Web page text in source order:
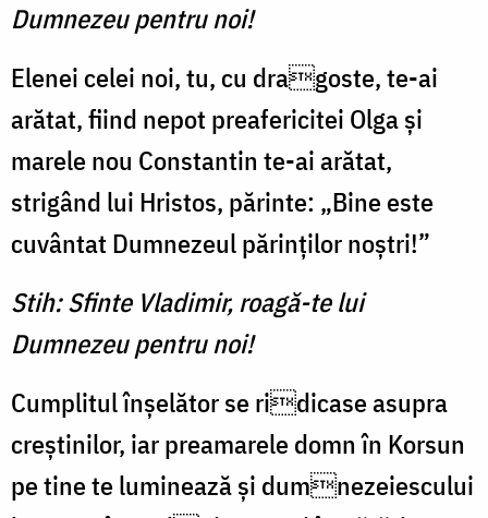
Dumnezeu pentru noi!
Elenei celei noi, tu, cu dragoste, te-ai
arătat, fiind nepot preafericitei Olga și
marele nou Constantin te-ai arătat,
strigând lui Hristos, părinte: „Bine este
cuvântat Dumnezeul părinților noștri!”
Stih: Sfinte Vladimir, roagă-te lui
Dumnezeu pentru noi!
Cumplitul înșelător se ridicase asupra
creștinilor, iar preamarele domn în Korsun
pe tine te luminează și dumnezeiescului